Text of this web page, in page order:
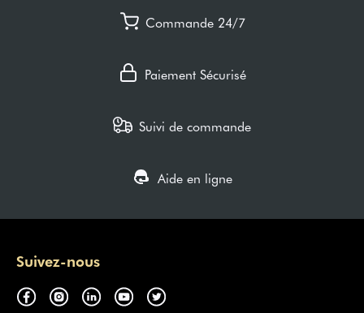
Commande 24/7
Paiement Sécurisé
Suivi de commande
Aide en ligne
Suivez-nous